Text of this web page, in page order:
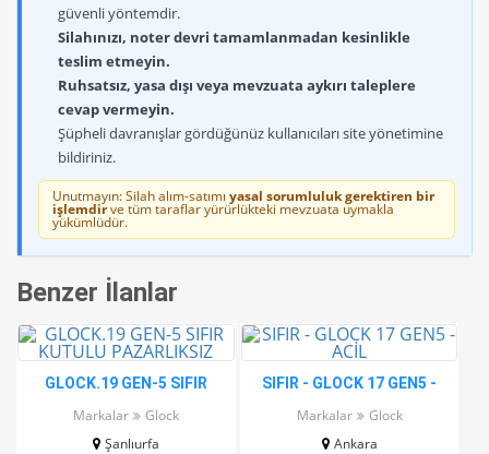
güvenli yöntemdir.
Silahınızı, noter devri tamamlanmadan kesinlikle
teslim etmeyin.
Ruhsatsız, yasa dışı veya mevzuata aykırı taleplere
cevap vermeyin.
Şüpheli davranışlar gördüğünüz kullanıcıları site yönetimine
bildiriniz.
Unutmayın: Silah alım-satımı yasal sorumluluk gerektiren bir
işlemdirve tüm taraflar yürürlükteki mevzuata uymakla
yükümlüdür.
Benzer İlanlar
GLOCK.19 GEN-5 SIFIR
Markalar
Glock
Şanlıurfa
SIFIR - GLOCK 17 GEN5 -
Markalar
Glock
Ankara